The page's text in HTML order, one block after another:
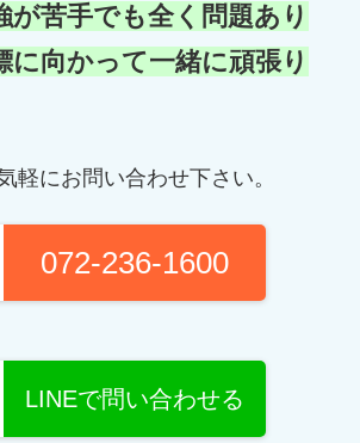
が苦手でも全く問題あり
に向かって一緒に頑張り
軽にお問い合わせ下さい。
072-236-1600
LINEで問い合わせる